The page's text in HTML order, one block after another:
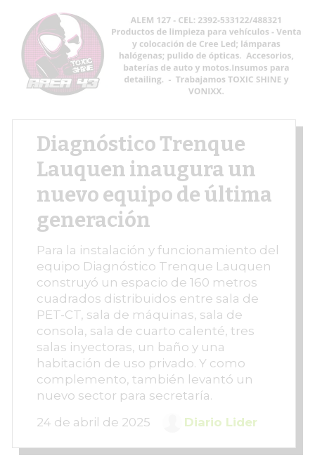
Diagnóstico Trenque
Lauquen inaugura un
nuevo equipo de última
generación
Para la instalación y funcionamiento del
equipo Diagnóstico Trenque Lauquen
construyó un espacio de 160 metros
cuadrados distribuidos entre sala de
PET-CT, sala de máquinas, sala de
consola, sala de cuarto calenté, tres
salas inyectoras, un baño y una
habitación de uso privado. Y como
complemento, también levantó un
nuevo sector para secretaría.
24 de abril de 2025
Diario Lider